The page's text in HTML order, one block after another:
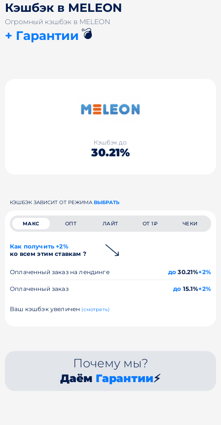
Кэшбэк в MELEON
Огромный кэшбэк в MELEON
+ Гарантии 💣
Кэшбэк до
30.21%
КЭШБЭК ЗАВИСИТ ОТ РЕЖИМА ВЫБРАТЬ
МАКС ОПТ ЛАЙТ ОТ 1₽ ЧЕКИ
Как получить +2%
ко всем этим ставкам ?
Оплаченный заказ на лендинге до 30.21%+2%
Оплаченный заказ до 15.1%+2%
Ваш кэшбэк увеличен (смотреть)
Почему мы?
Даём Гарантии⚡